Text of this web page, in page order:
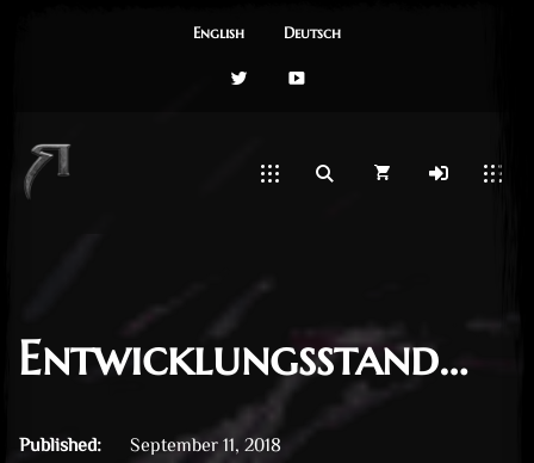
English Deutsch
Twitter YouTube
Entwicklungsstand…
September 11, 2018
Published:
September 11, 2018